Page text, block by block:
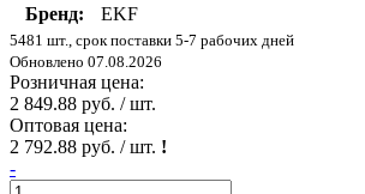
Бренд:
EKF
5481 шт., срок поставки 5-7 рабочих дней
Обновлено 07.08.2026
Розничная цена:
2 849.88 руб. / шт.
Оптовая цена:
2 792.88 руб. / шт. !
-